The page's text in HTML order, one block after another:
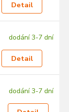
Detail
dodání 3-7 dní
Detail
dodání 3-7 dní